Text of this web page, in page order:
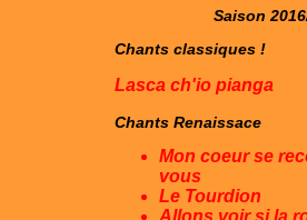
Saison
Chants classiques !
Lasca ch'io pianga
Chants Renaissace
Mon coeur se
vous
Le Tourdion
Allons voir si la